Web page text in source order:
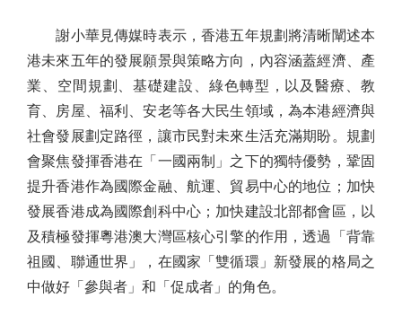
謝小華見傳媒時表示，香港五年規劃將清晰闡述本
港未來五年的發展願景與策略方向，內容涵蓋經濟、產
業、空間規劃、基礎建設、綠色轉型，以及醫療、教
育、房屋、福利、安老等各大民生領域，為本港經濟與
社會發展劃定路徑，讓市民對未來生活充滿期盼。規劃
會聚焦發揮香港在「一國兩制」之下的獨特優勢，鞏固
提升香港作為國際金融、航運、貿易中心的地位；加快
發展香港成為國際創科中心；加快建設北部都會區，以
及積極發揮粵港澳大灣區核心引擎的作用，透過「背靠
祖國、聯通世界」，在國家「雙循環」新發展的格局之
中做好「參與者」和「促成者」的角色。